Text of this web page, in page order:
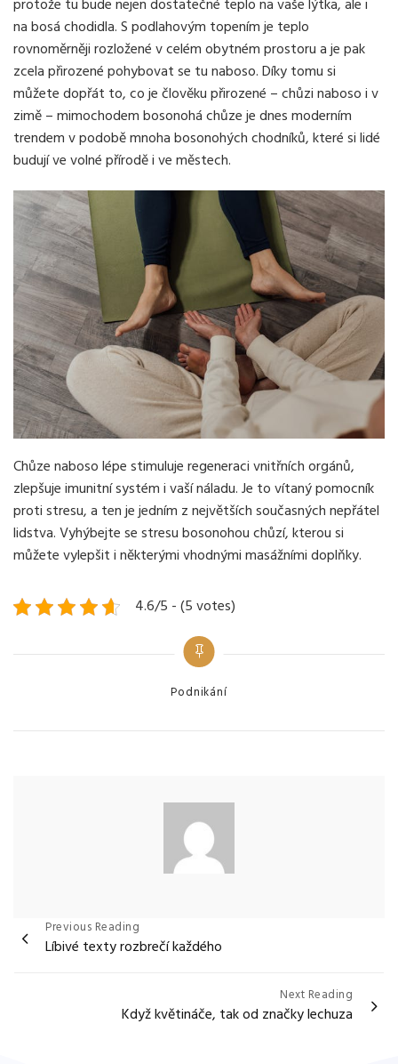
protože tu bude nejen dostatečné teplo na vaše lýtka, ale i
na bosá chodidla. S podlahovým topením je teplo
rovnoměrněji rozložené v celém obytném prostoru a je pak
zcela přirozené pohybovat se tu naboso. Díky tomu si
můžete dopřát to, co je člověku přirozené – chůzi naboso i v
zimě – mimochodem bosonohá chůze je dnes moderním
trendem v podobě mnoha bosonohých chodníků, které si lidé
budují ve volné přírodě i ve městech.
Chůze naboso lépe stimuluje regeneraci vnitřních orgánů,
zlepšuje imunitní systém i vaší náladu. Je to vítaný pomocník
proti stresu, a ten je jedním z největších současných nepřátel
lidstva. Vyhýbejte se stresu bosonohou chůzí, kterou si
můžete vylepšit i některými vhodnými masážními doplňky.
4.6/5 - (5 votes)
Categories
Podnikání
Navigace
pro
Previous Reading
Líbivé texty rozbrečí každého
Next Reading
Když květináče, tak od značky lechuza